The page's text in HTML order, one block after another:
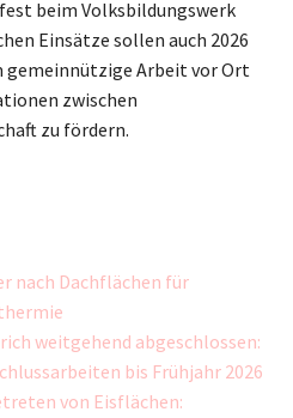
beim Volksbildungswerk
Einsätze sollen auch 2026
gemeinnützige Arbeit vor Ort
zwischen
zu fördern.
nach Dachflächen für
weitgehend abgeschlossen:
bis Frühjahr 2026
von Eisflächen: